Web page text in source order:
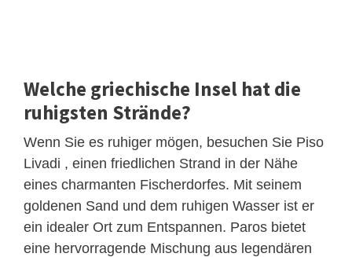
Welche griechische Insel hat die
ruhigsten Strände?
Wenn Sie es ruhiger mögen, besuchen Sie Piso
Livadi , einen friedlichen Strand in der Nähe
eines charmanten Fischerdorfes. Mit seinem
goldenen Sand und dem ruhigen Wasser ist er
ein idealer Ort zum Entspannen. Paros bietet
eine hervorragende Mischung aus legendären